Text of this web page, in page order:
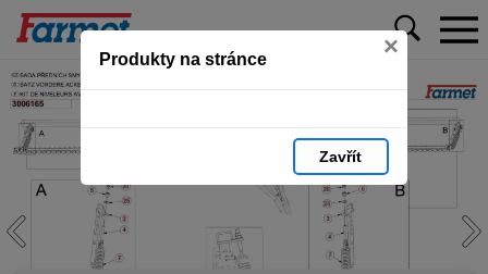
Produkty na stránce ×
Zavřít